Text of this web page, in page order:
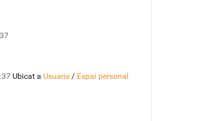
Ubicat a Usuaris / Espai personal